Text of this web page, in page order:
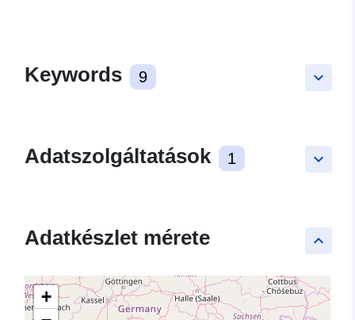
keyboard_arrow_down
Keywords 9
keyboard_arrow_down
Adatszolgáltatások 1
keyboard_arrow_up
Adatkészlet mérete
+